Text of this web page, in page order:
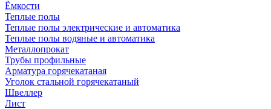
Ёмкости
Теплые полы
Теплые полы электрические и автоматика
Теплые полы водяные и автоматика
Металлопрокат
Трубы профильные
Арматура горячекатаная
Уголок стальной горячекатаный
Швеллер
Лист